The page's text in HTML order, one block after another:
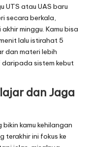
UTS atau UAS baru
secara berkala,
minggu. Kamu bisa
lalu istirahat 5
dan materi lebih
daripada sistem kebut
dan Jaga
kamu kehilangan
terakhir ini fokus ke